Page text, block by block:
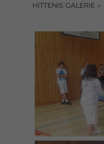
HITTENIS GALERIE »